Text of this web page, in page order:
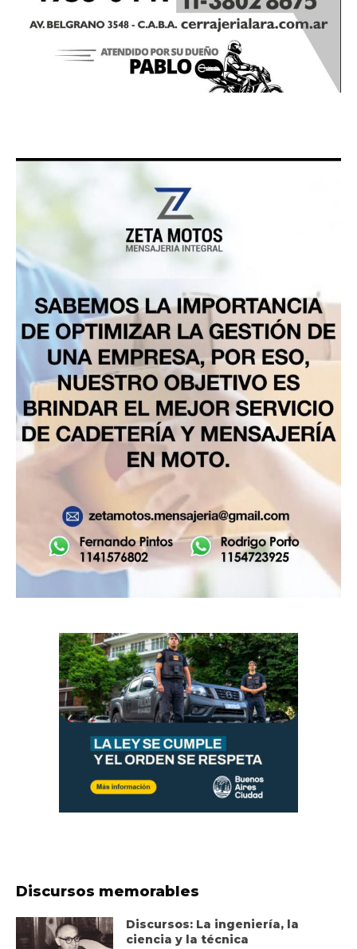
Discursos memorables
Discursos: La ingeniería, la
ciencia y la técnica